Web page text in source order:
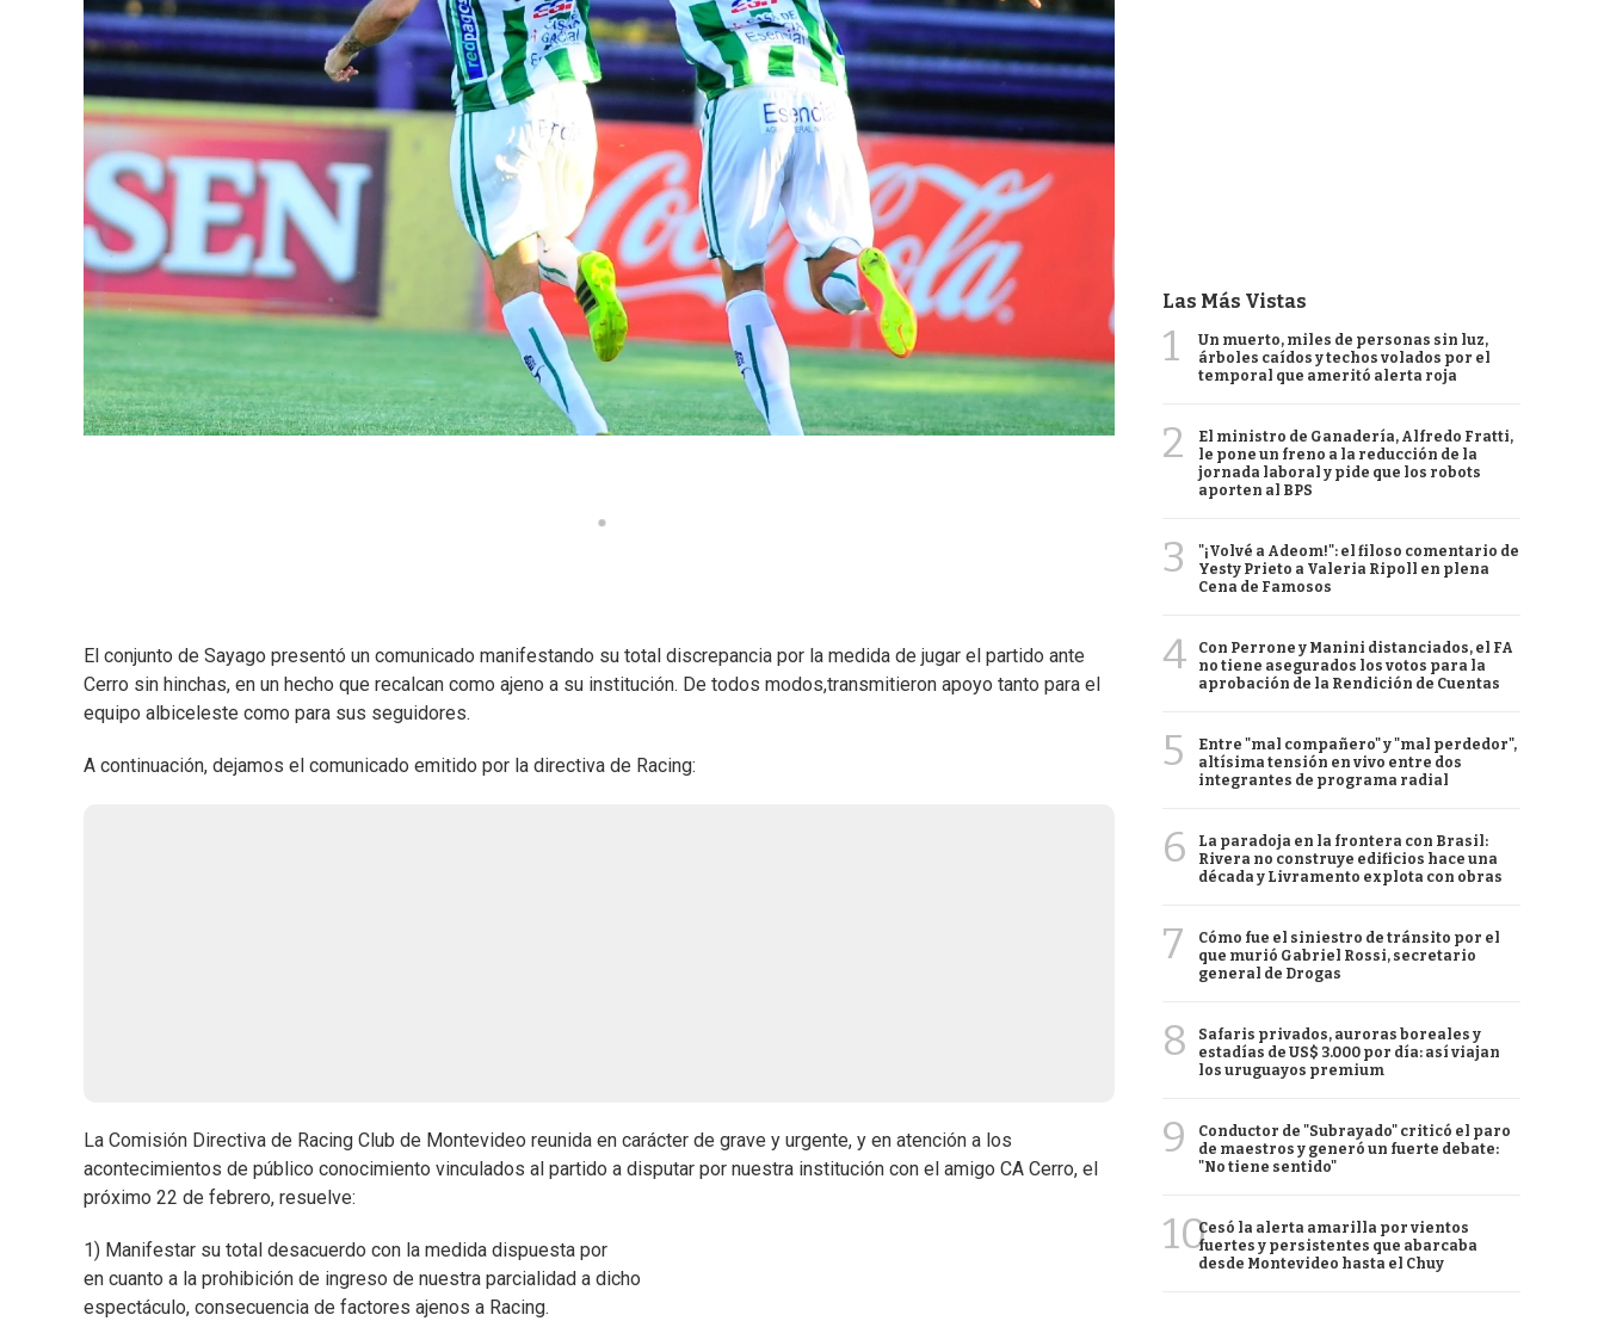
El conjunto de Sayago presentó un comunicado manifestando su total discrepancia por la medida de jugar el partido ante
Cerro sin hinchas, en un hecho que recalcan como ajeno a su institución. De todos modos,transmitieron apoyo tanto para el
equipo albiceleste como para sus seguidores.
A continuación, dejamos el comunicado emitido por la directiva de Racing:
La Comisión Directiva de Racing Club de Montevideo reunida en carácter de grave y urgente, y en atención a los
acontecimientos de público conocimiento vinculados al partido a disputar por nuestra institución con el amigo CA Cerro, el
próximo 22 de febrero, resuelve:
1) Manifestar su total desacuerdo con la medida dispuesta por
en cuanto a la prohibición de ingreso de nuestra parcialidad a dicho
espectáculo, consecuencia de factores ajenos a Racing.
Las Más Vistas
1
Un muerto, miles de personas sin luz,
árboles caídos y techos volados por el
temporal que ameritó alerta roja
2
El ministro de Ganadería, Alfredo Fratti,
le pone un freno a la reducción de la
jornada laboral y pide que los robots
aporten al BPS
3
"¡Volvé a Adeom!": el filoso comentario de
Yesty Prieto a Valeria Ripoll en plena
Cena de Famosos
4
Con Perrone y Manini distanciados, el FA
no tiene asegurados los votos para la
aprobación de la Rendición de Cuentas
5
Entre "mal compañero" y "mal perdedor",
altísima tensión en vivo entre dos
integrantes de programa radial
6
La paradoja en la frontera con Brasil:
Rivera no construye edificios hace una
década y Livramento explota con obras
7
Cómo fue el siniestro de tránsito por el
que murió Gabriel Rossi, secretario
general de Drogas
8
Safaris privados, auroras boreales y
estadías de US$ 3.000 por día: así viajan
los uruguayos premium
9
Conductor de "Subrayado" criticó el paro
de maestros y generó un fuerte debate:
"No tiene sentido"
10Cesó la alerta amarilla por vientos
fuertes y persistentes que abarcaba
desde Montevideo hasta el Chuy